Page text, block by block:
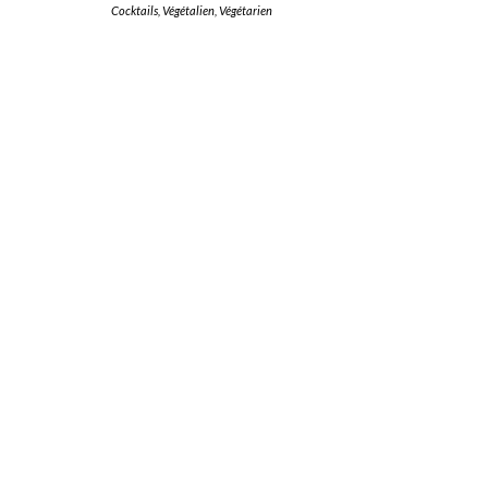
Cocktails Végétalien Végétarien